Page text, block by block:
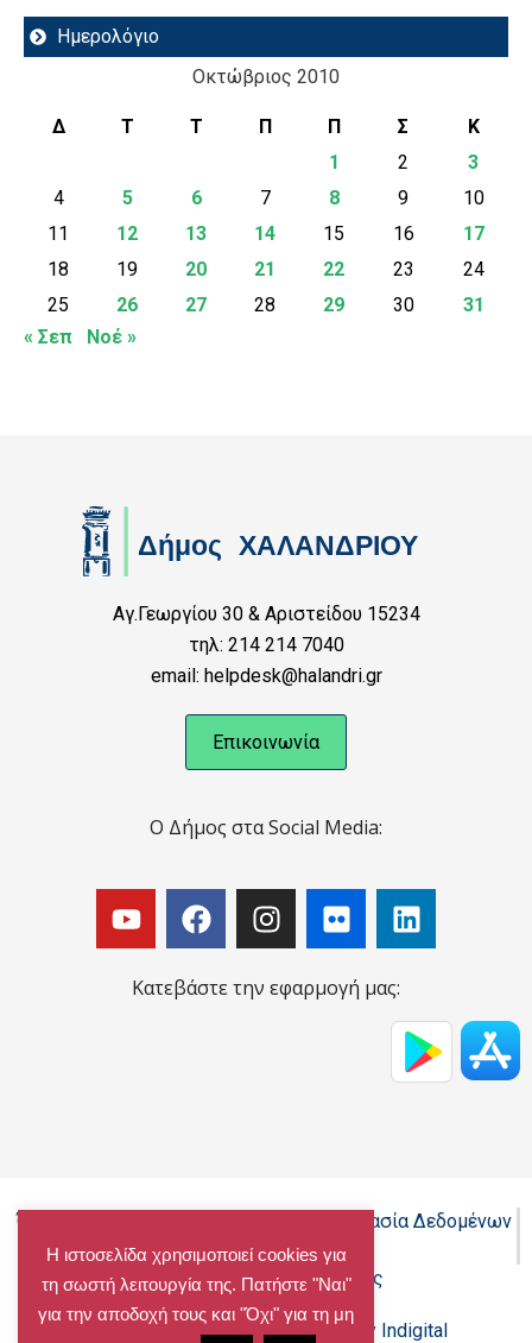
Ημερολόγιο
Οκτώβριος 2010
Δ Τ Τ Π Π Σ
Κ
1
2
3
4
5 6 7 8 9
10
11
12 13 14 15 16
17
18
19 20 21 22 23
24
25
26 27 28 29 30
31
« Σεπ
Νοέ »
Αγ.Γεωργίου 30 & Αριστείδου 15234
τηλ: 214 214 7040
email: helpdesk@halandri.gr
Επικοινωνία
Ο Δήμος στα Social Media:
Κατεβάστε την εφαρμογή μας:
Όροι Χρήσης - Πολιτική Cookies - Προστασία Δεδομένων
Προσωπικού Χαρακτήρα
Δήλωση προσβασιμότητας
Copyright@chalandri.grPowered by Indigital
Η ιστοσελίδα χρησιμοποιεί cookies για
τη σωστή λειτουργία της. Πατήστε "Ναι"
για την αποδοχή τους και "Όχι" για τη μη